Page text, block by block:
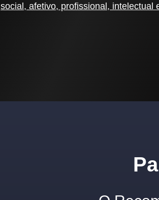
social, afetivo, profissional, intelectual